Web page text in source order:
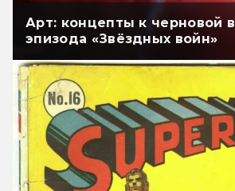
Арт: концепты к черновой
эпизода «Звёздных войн»